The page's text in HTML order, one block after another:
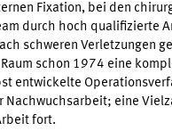
Fixation, bei den
durch hoch qualifizierte
schweren Verletzungen
schon 1974 eine
entwickelte
eine
fort.